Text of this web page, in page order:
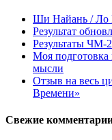
Ши Найань / Ло
Результат
Результаты ЧМ-
Моя подготовка
мысли
Отзыв на весь
Времени»
Свежие